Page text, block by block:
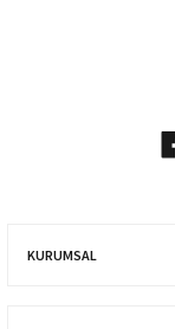
KURUMSAL